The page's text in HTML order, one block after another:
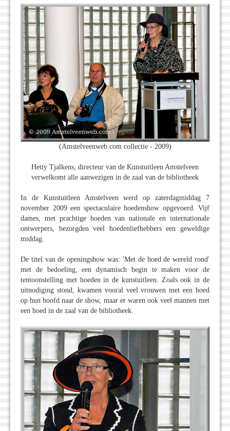
(Amstelveenweb.com collectie - 2009)
Hetty Tjalkens, directeur van de Kunstuitleen Amstelveen
verwelkomt alle aanwezigen in de zaal van de bibliotheek
In de Kunstuitleen Amstelveen werd op zaterdagmiddag 7
november 2009 een spectaculaire hoedenshow opgevoerd. Vijf
dames, met prachtige hoeden van nationale en internationale
ontwerpers, bezorgden veel hoedenliefhebbers een geweldige
middag.
De titel van de openingshow was: 'Met de hoed de wereld rond'
met de bedoeling, een dynamisch begin te maken voor de
tentoonstelling met hoeden in de kunstuitleen. Zoals ook in de
uitnodiging stond, kwamen vooral veel vrouwen met een hoed
op hun hoofd naar de show, maar er waren ook veel mannen met
een hoed in de zaal van de bibliotheek.